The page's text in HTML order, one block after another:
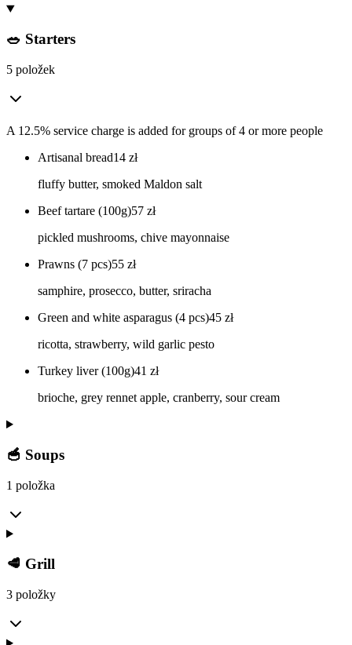
🥗 Starters
5 položek
A 12.5% service charge is added for groups of 4 or more people
Artisanal bread14 zł
fluffy butter, smoked Maldon salt
Beef tartare (100g)57 zł
pickled mushrooms, chive mayonnaise
Prawns (7 pcs)55 zł
samphire, prosecco, butter, sriracha
Green and white asparagus (4 pcs)45 zł
ricotta, strawberry, wild garlic pesto
Turkey liver (100g)41 zł
brioche, grey rennet apple, cranberry, sour cream
🥣 Soups
1 položka
🥩 Grill
3 položky